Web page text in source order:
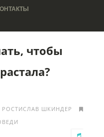
чтобы
ШКИНДЕР